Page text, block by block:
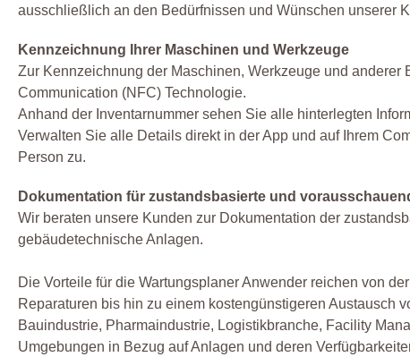
ausschließlich an den Bedürfnissen und Wünschen unserer
Kennzeichnung Ihrer Maschinen und Werkzeuge
Zur Kennzeichnung der Maschinen, Werkzeuge und
Communication (NFC) Technologie.
Anhand der Inventarnummer sehen Sie alle hinterlegten
Verwalten Sie alle Details direkt in der App und auf Ihrem
Person zu.
Dokumentation für zustandsbasierte und
Wir beraten unsere Kunden zur Dokumentation der
gebäudetechnische Anlagen.
Die Vorteile für die Wartungsplaner Anwender reichen von
Reparaturen bis hin zu einem kostengünstigeren Austausch
Bauindustrie, Pharmaindustrie, Logistikbranche, Facility
Umgebungen in Bezug auf Anlagen und deren